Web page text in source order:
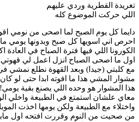
تغريدة القطرية وردي عليهم
اللي حركت الموضوع كله
دايما كل يوم الصبح لما اصحى من نومي
احرص اني اسويها كل صبح وبدونها يومي
الكورونا اللي فيها فترة الصباح في
اول ما اصحى الصباح انزل اعمل لي
مع كلبتي (جيدا) وبعد القهوة نطلع نمشي في
مشوار المشي هذا ما افوته ابدا حتى لو
هذا المشوار هو وحده اللي يصنع بقية
معاي علشان استمتع في الطبيعة واخلي
واختلاء مع الطبيعة ولكن يومها اخذت
من صحيت من النوم وقررت افتحه اول